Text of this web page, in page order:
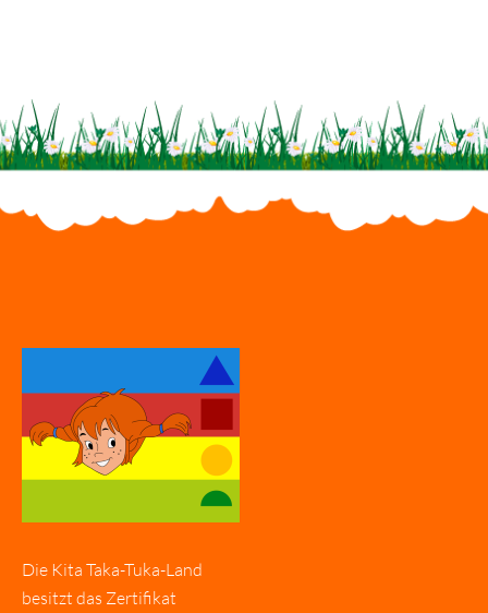
Die Kita Taka-Tuka-Land
besitzt das Zertifikat